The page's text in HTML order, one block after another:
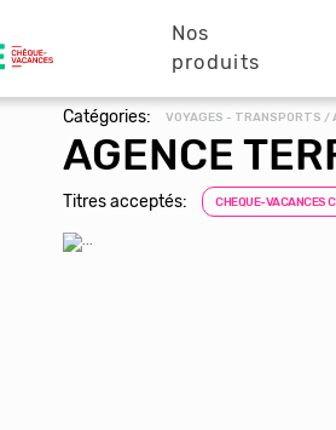
principale
Nos
produits
Catégories: VOYAGES - TRANSPORTS /
AGENCE
Titres acceptés: CHEQUE-VACANCES